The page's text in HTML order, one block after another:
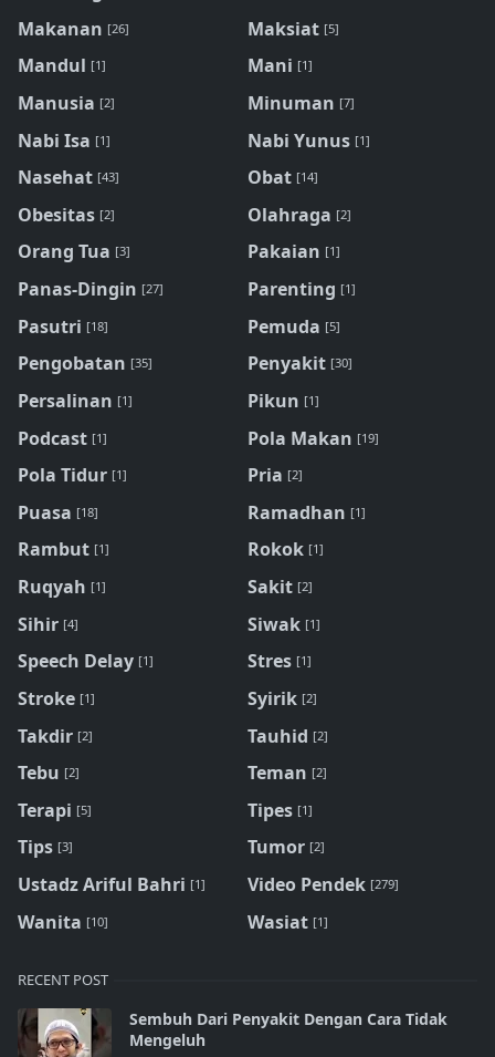
Makanan [26] Maksiat [5]
Mandul [1] Mani [1]
Manusia [2] Minuman [7]
Nabi Isa [1] Nabi Yunus [1]
Nasehat [43] Obat [14]
Obesitas [2] Olahraga [2]
Orang Tua [3] Pakaian [1]
Panas-Dingin [27] Parenting [1]
Pasutri [18] Pemuda [5]
Pengobatan [35] Penyakit [30]
Persalinan [1] Pikun [1]
Podcast [1] Pola Makan [19]
Pola Tidur [1] Pria [2]
Puasa [18] Ramadhan [1]
Rambut [1] Rokok [1]
Ruqyah [1] Sakit [2]
Sihir [4] Siwak [1]
Speech Delay [1] Stres [1]
Stroke [1] Syirik [2]
Takdir [2] Tauhid [2]
Tebu [2] Teman [2]
Terapi [5] Tipes [1]
Tips [3] Tumor [2]
Ustadz Ariful Bahri [1] Video Pendek [279]
Wanita [10] Wasiat [1]
RECENT POST
Sembuh Dari Penyakit Dengan Cara Tidak
Mengeluh